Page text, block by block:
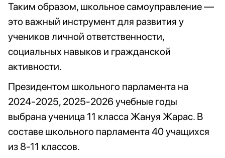
Таким образом, школьное самоуправление —
это важный инструмент для развития у
учеников личной ответственности,
социальных навыков и гражданской
активности.
Президентом школьного парламента на
2024-2025, 2025-2026 учебные годы
выбрана ученица 11 класса Жануя Жарас. В
составе школьного парламента 40 учащихся
из 8-11 классов.